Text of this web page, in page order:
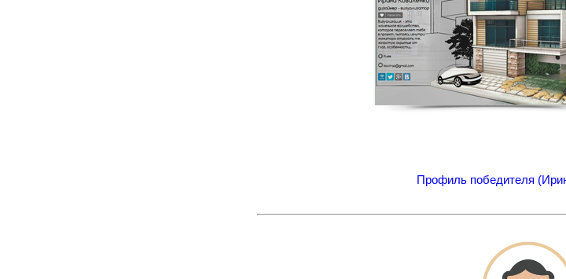
Профиль победителя